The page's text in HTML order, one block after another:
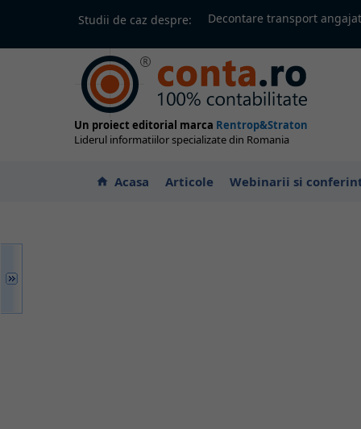
Studii de caz despre: Decontare transport
Un proiect editorial marca Rentrop&Straton
Liderul informatiilor specializate din Romania
home Acasa Articole Webinarii si